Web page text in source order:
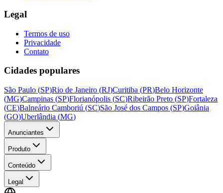
Legal
Termos de uso
Privacidade
Contato
Cidades populares
São Paulo (SP)Rio de Janeiro (RJ)Curitiba (PR)Belo Horizonte
(MG)Campinas (SP)Florianópolis (SC)Ribeirão Preto (SP)Fortaleza
(CE)Balneário Camboriú (SC)São José dos Campos (SP)Goiânia
(GO)Uberlândia (MG)
Anunciantes
Produto
Conteúdo
Legal